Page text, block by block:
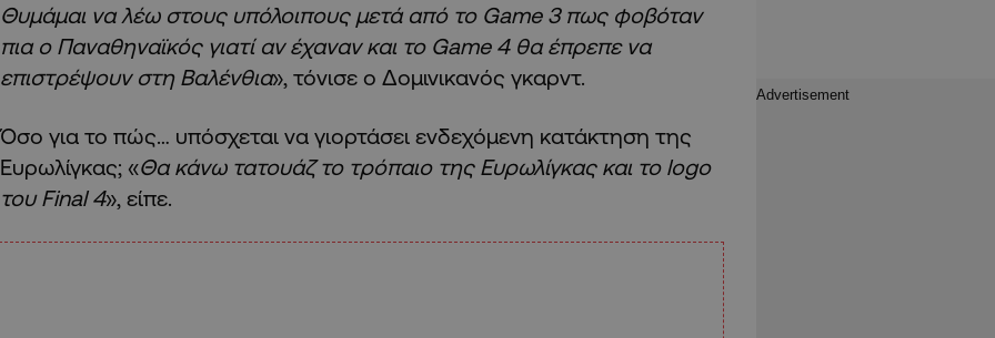
Θυμάμαι να λέω στους υπόλοιπους μετά από το Game 3 πως φοβόταν
πια ο Παναθηναϊκός γιατί αν έχαναν και το Game 4 θα έπρεπε να
επιστρέψουν στη Βαλένθια», τόνισε ο Δομινικανός γκαρντ.
Όσο για το πώς… υπόσχεται να γιορτάσει ενδεχόμενη κατάκτηση της
Ευρωλίγκας; «Θα κάνω τατουάζ το τρόπαιο της Ευρωλίγκας και το logo
του Final 4», είπε.